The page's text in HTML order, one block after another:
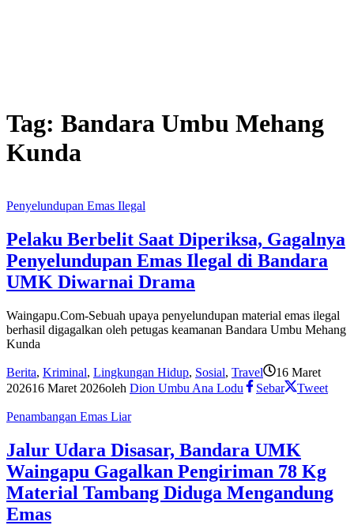
Tag: Bandara Umbu Mehang
Kunda
Penyelundupan Emas Ilegal
Pelaku Berbelit Saat Diperiksa, Gagalnya
Penyelundupan Emas Ilegal di Bandara
UMK Diwarnai Drama
Waingapu.Com-Sebuah upaya penyelundupan material emas ilegal
berhasil digagalkan oleh petugas keamanan Bandara Umbu Mehang
Kunda
Berita, Kriminal, Lingkungan Hidup, Sosial, Travel
16 Maret
202616 Maret 2026oleh Dion Umbu Ana Lodu Sebar Tweet
Penambangan Emas Liar
Jalur Udara Disasar, Bandara UMK
Waingapu Gagalkan Pengiriman 78 Kg
Material Tambang Diduga Mengandung
Emas